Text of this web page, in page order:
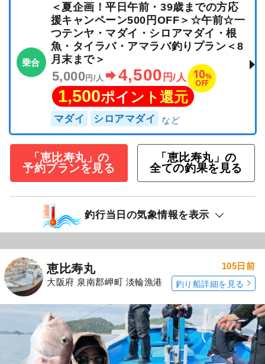
乗合
＜夏企画！平日午前・39歳までの方応
援キャンペーン500円OFF＞☆午前☆一
つテンヤ・マダイ・シロアマダイ・根
魚・タイラバ・アマラバ釣りプラン＜8
月末まで＞
5,000 円/人 4,500 円/人 10%
OFF
1,500ポイント還元
マダイ シロアマダイ
「恵比寿丸」の
予約プランを見る
「恵比寿丸」の
全ての釣果を見る
釣行当日の気象情報を表示
恵比寿丸
大阪府 泉南郡岬町 淡輪漁港
105日前
釣り船詳細を見る